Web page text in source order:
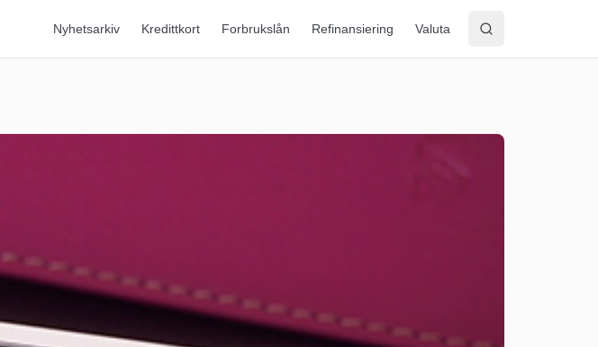
Nyhetsarkiv Kredittkort Forbrukslån Refinansiering Valuta